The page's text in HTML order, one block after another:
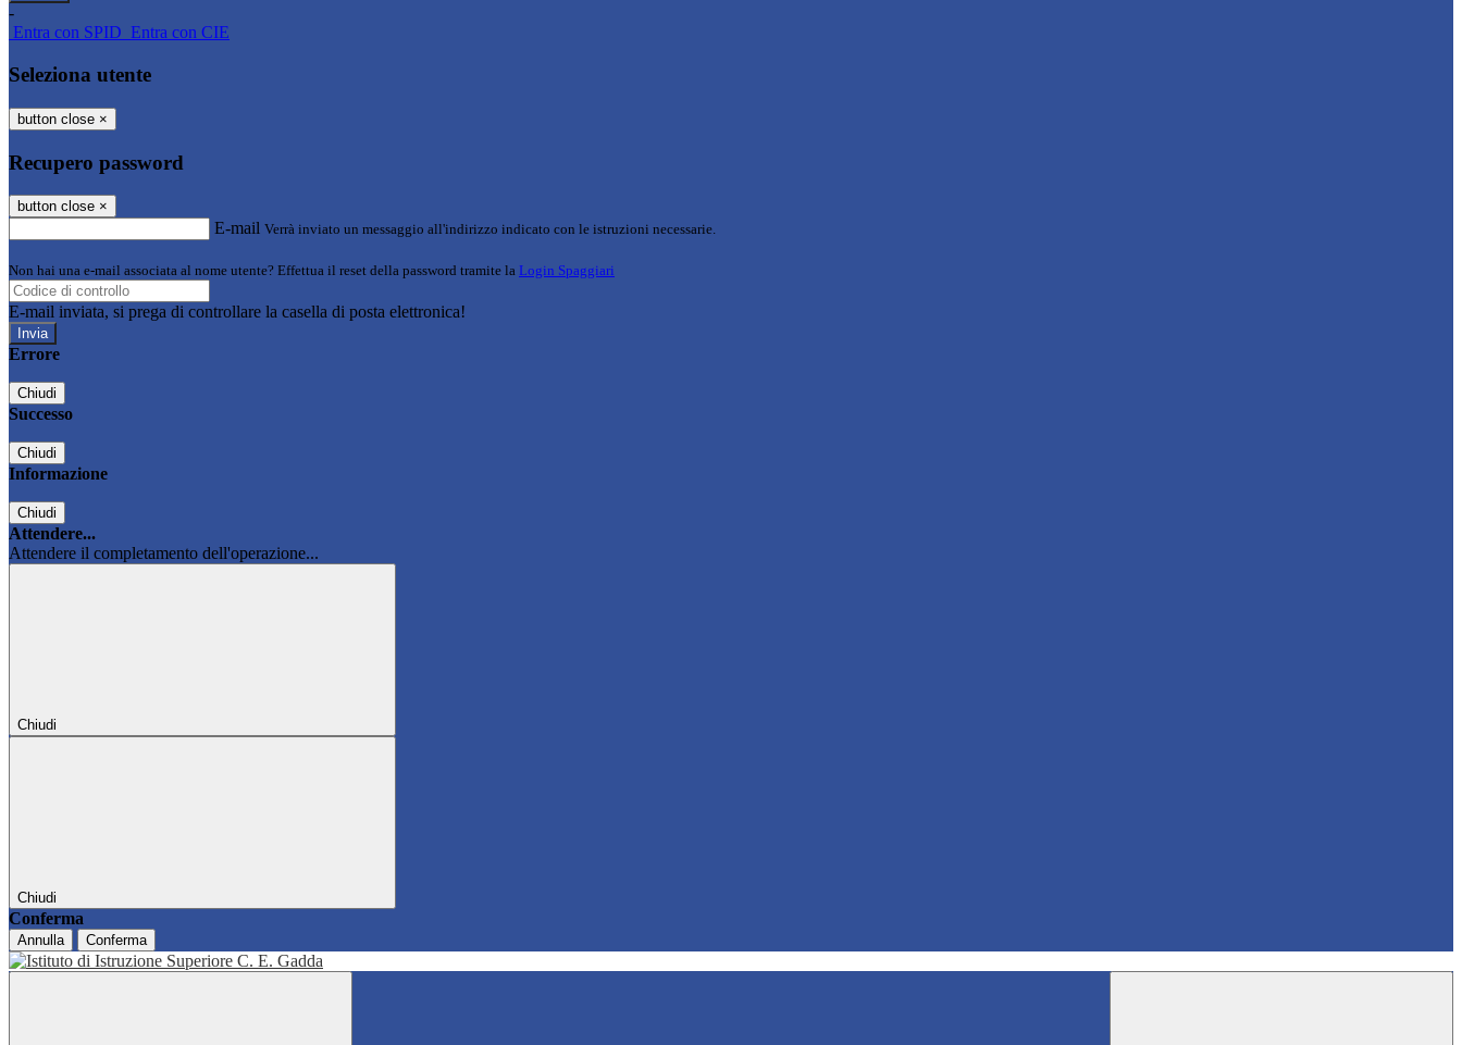
-
Entra con SPID Entra con CIE
Seleziona utente
button close ×
Recupero password
button close ×
E-mail Verrà inviato un messaggio all'indirizzo indicato con le istruzioni necessarie.
Non hai una e-mail associata al nome utente? Effettua il reset della password tramite la Login Spaggiari
E-mail inviata, si prega di controllare la casella di posta elettronica!
Errore
Chiudi
Successo
Chiudi
Informazione
Chiudi
Attendere...
Attendere il completamento dell'operazione...
Chiudi
Chiudi
Conferma
Annulla Conferma